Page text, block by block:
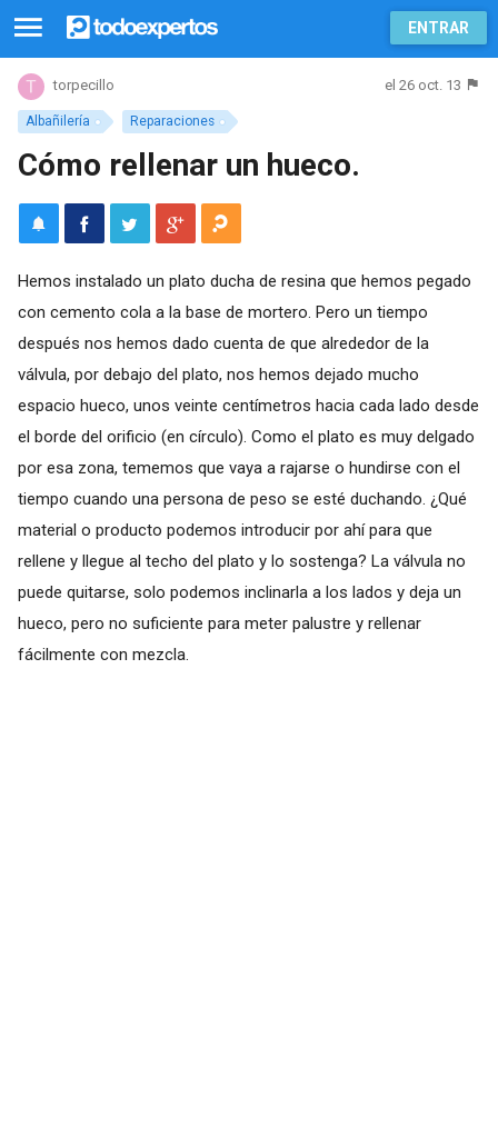
ENTRAR
Albañilería Reparaciones
torpecillo el 26 oct. 13
Cómo rellenar un hueco.
Hemos instalado un plato ducha de resina que hemos pegado
con cemento cola a la base de mortero. Pero un tiempo
después nos hemos dado cuenta de que alrededor de la
válvula, por debajo del plato, nos hemos dejado mucho
espacio hueco, unos veinte centímetros hacia cada lado desde
el borde del orificio (en círculo). Como el plato es muy delgado
por esa zona, tememos que vaya a rajarse o hundirse con el
tiempo cuando una persona de peso se esté duchando. ¿Qué
material o producto podemos introducir por ahí para que
rellene y llegue al techo del plato y lo sostenga? La válvula no
puede quitarse, solo podemos inclinarla a los lados y deja un
hueco, pero no suficiente para meter palustre y rellenar
fácilmente con mezcla.